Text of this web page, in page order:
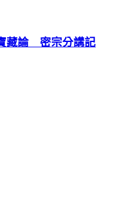
藏論 密宗分講記